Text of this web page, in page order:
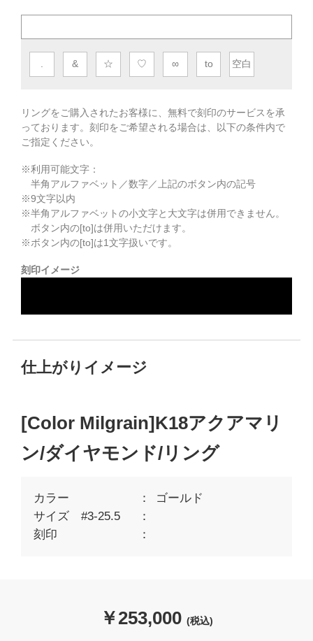
& ☆ ♡ ∞ to 空白
リングをご購入されたお客様に、無料で刻印のサービスを承
っております。 刻印をご希望される場合は、以下の条件内で
ご指定ください。
※利用可能文字：
半角アルファベット／数字／上記のボタン内の記号
※9文字以内
※半角アルファベットの小文字と大文字は併用できません。
ボタン内の[to]は併用いただけます。
※ボタン内の[to]は1文字扱いです。
刻印イメージ
仕上がりイメージ
[Color Milgrain]K18アクアマリ
ン/ダイヤモンド/リング
カラー
ゴールド
サイズ #3-25.5
刻印
￥253,000 (税込)